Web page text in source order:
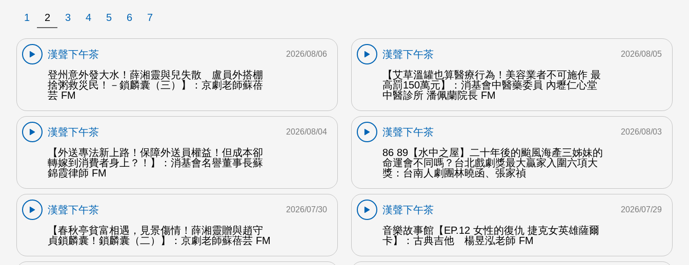
1 2 3 4 5 6 7
漢聲下午茶
登州意外發大水！薛湘靈與兒失散 盧員外搭棚
捨粥救災民！－鎖麟囊（三）】：京劇老師蘇蓓
芸 FM
2026/08/06
漢聲下午茶
【艾草溫罐也算醫療行為！美容業者不可施作 最
高罰150萬元】：消基會中醫藥委員 內壢仁心堂
中醫診所 潘佩蘭院長 FM
2026/08/05
漢聲下午茶
【外送專法新上路！保障外送員權益！但成本卻
轉嫁到消費者身上？！】：消基會名譽董事長蘇
錦霞律師 FM
2026/08/04
漢聲下午茶
86 89【水中之屋】二十年後的颱風海產三姊妹的
命運會不同嗎？台北戲劇獎最大贏家入圍六項大
獎：台南人劇團林曉函、張家禎
2026/08/03
漢聲下午茶
【春秋亭貧富相遇，見景傷情！薛湘靈贈與趙守
貞鎖麟囊！鎖麟囊（二）】：京劇老師蘇蓓芸 FM
2026/07/30
漢聲下午茶
音樂故事館【EP.12 女性的復仇 捷克女英雄薩爾
卡】：古典吉他 楊昱泓老師 FM
2026/07/29